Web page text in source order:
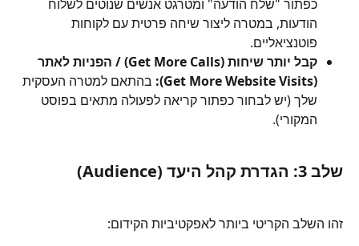
כפתור "שלח הודעה" ומטרגט אנשים שנוטים לשלוח
הודעות, במטרה ליצור שיחה פרטית עם לקוחות
פוטנציאליים.
קבל יותר שיחות (Get More Calls) / הפניות לאתר
(Get More Website Visits):
בהתאם למטרה העסקית
שלך (יש לבחור כפתור קריאה לפעולה מתאים בפוסט
המקורי).
שלב 3: הגדרת קהל היעד (Audience)
זהו השלב הקריטי ביותר לאפקטיביות הקידום: